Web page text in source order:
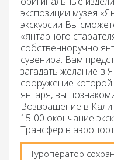
экспозиции музея
экскурсии Вы
«янтарного
собственноручно
сувенира. Вам
загадать желание в
сооружение
янтаря, вы
Возвращение в
15-00 окончание
Трансфер в
- Туроператор